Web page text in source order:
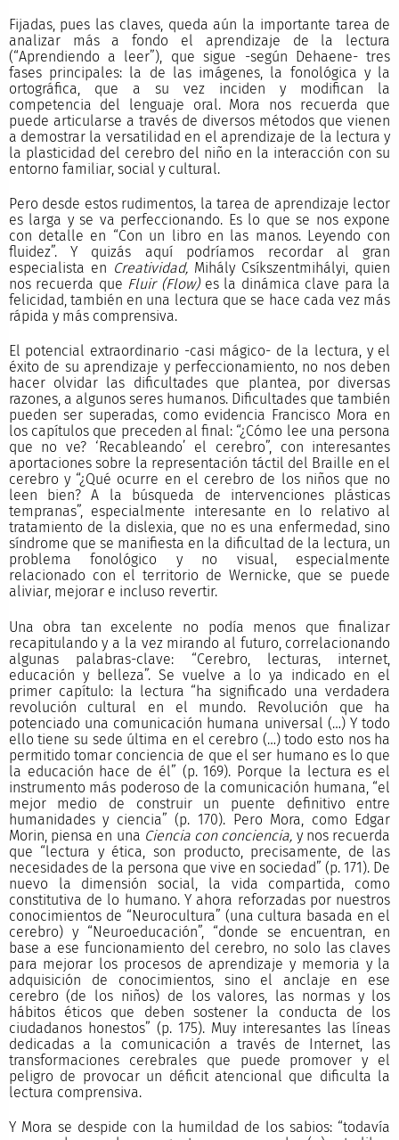
Fijadas, pues las claves, queda aún la importante tarea de
analizar más a fondo el aprendizaje de la lectura
(“Aprendiendo a leer”), que sigue -según Dehaene- tres
fases principales: la de las imágenes, la fonológica y la
ortográfica, que a su vez inciden y modifican la
competencia del lenguaje oral. Mora nos recuerda que
puede articularse a través de diversos métodos que vienen
a demostrar la versatilidad en el aprendizaje de la lectura y
la plasticidad del cerebro del niño en la interacción con su
entorno familiar, social y cultural.
Pero desde estos rudimentos, la tarea de aprendizaje lector
es larga y se va perfeccionando. Es lo que se nos expone
con detalle en “Con un libro en las manos. Leyendo con
fluidez”. Y quizás aquí podríamos recordar al gran
especialista en Creatividad, Mihály Csíkszentmihályi, quien
nos recuerda que Fluir (Flow)es la dinámica clave para la
felicidad, también en una lectura que se hace cada vez más
rápida y más comprensiva.
El potencial extraordinario -casi mágico- de la lectura, y el
éxito de su aprendizaje y perfeccionamiento, no nos deben
hacer olvidar las dificultades que plantea, por diversas
razones, a algunos seres humanos. Dificultades que también
pueden ser superadas, como evidencia Francisco Mora en
los capítulos que preceden al final: “¿Cómo lee una persona
que no ve? ‘Recableando’ el cerebro”, con interesantes
aportaciones sobre la representación táctil del Braille en el
cerebro y “¿Qué ocurre en el cerebro de los niños que no
leen bien? A la búsqueda de intervenciones plásticas
tempranas”, especialmente interesante en lo relativo al
tratamiento de la dislexia, que no es una enfermedad, sino
síndrome que se manifiesta en la dificultad de la lectura, un
problema fonológico y no visual, especialmente
relacionado con el territorio de Wernicke, que se puede
aliviar, mejorar e incluso revertir.
Una obra tan excelente no podía menos que finalizar
recapitulando y a la vez mirando al futuro, correlacionando
algunas palabras-clave: “Cerebro, lecturas, internet,
educación y belleza”. Se vuelve a lo ya indicado en el
primer capítulo: la lectura “ha significado una verdadera
revolución cultural en el mundo. Revolución que ha
potenciado una comunicación humana universal (…) Y todo
ello tiene su sede última en el cerebro (…) todo esto nos ha
permitido tomar conciencia de que el ser humano es lo que
la educación hace de él” (p. 169). Porque la lectura es el
instrumento más poderoso de la comunicación humana, “el
mejor medio de construir un puente definitivo entre
humanidades y ciencia” (p. 170). Pero Mora, como Edgar
Morin, piensa en una Ciencia con conciencia, y nos recuerda
que “lectura y ética, son producto, precisamente, de las
necesidades de la persona que vive en sociedad” (p. 171). De
nuevo la dimensión social, la vida compartida, como
constitutiva de lo humano. Y ahora reforzadas por nuestros
conocimientos de “Neurocultura” (una cultura basada en el
cerebro) y “Neuroeducación”, “donde se encuentran, en
base a ese funcionamiento del cerebro, no solo las claves
para mejorar los procesos de aprendizaje y memoria y la
adquisición de conocimientos, sino el anclaje en ese
cerebro (de los niños) de los valores, las normas y los
hábitos éticos que deben sostener la conducta de los
ciudadanos honestos” (p. 175). Muy interesantes las líneas
dedicadas a la comunicación a través de Internet, las
transformaciones cerebrales que puede promover y el
peligro de provocar un déficit atencional que dificulta la
lectura comprensiva.
Y Mora se despide con la humildad de los sabios: “todavía